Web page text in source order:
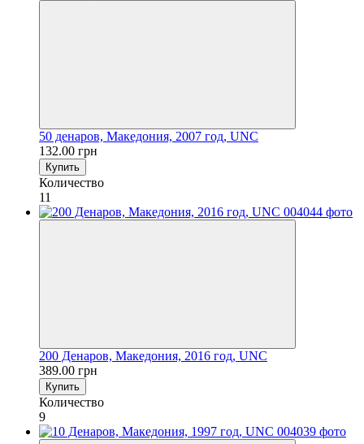
50 денаров, Македония, 2007 год, UNC
132.00 грн
Купить
Количество
11
200 Денаров, Македония, 2016 год, UNC
389.00 грн
Купить
Количество
9